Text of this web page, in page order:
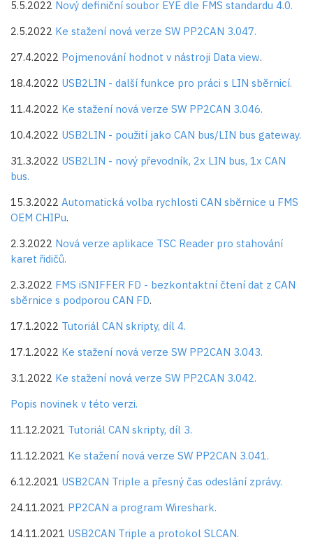
5.5.2022 Nový definiční soubor EYE dle FMS standardu 4.0.
2.5.2022 Ke stažení nová verze SW PP2CAN 3.047.
27.4.2022 Pojmenování hodnot v nástroji Data view.
18.4.2022 USB2LIN - další funkce pro práci s LIN sběrnicí.
11.4.2022 Ke stažení nová verze SW PP2CAN 3.046.
10.4.2022 USB2LIN - použití jako CAN bus/LIN bus gateway.
31.3.2022 USB2LIN - nový převodník, 2x LIN bus, 1x CAN
bus.
15.3.2022 Automatická volba rychlosti CAN sběrnice u FMS
OEM CHIPu.
2.3.2022 Nová verze aplikace TSC Reader pro stahování
karet řidičů.
2.3.2022 FMS iSNIFFER FD - bezkontaktní čtení dat z CAN
sběrnice s podporou CAN FD.
17.1.2022 Tutoriál CAN skripty, díl 4.
17.1.2022 Ke stažení nová verze SW PP2CAN 3.043.
3.1.2022 Ke stažení nová verze SW PP2CAN 3.042.
Popis novinek v této verzi.
11.12.2021 Tutoriál CAN skripty, díl 3.
11.12.2021 Ke stažení nová verze SW PP2CAN 3.041.
6.12.2021 USB2CAN Triple a přesný čas odeslání zprávy.
24.11.2021 PP2CAN a program Wireshark.
14.11.2021 USB2CAN Triple a protokol SLCAN.